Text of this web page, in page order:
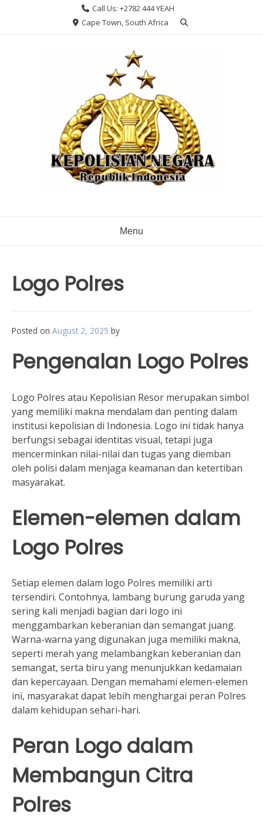
Call Us: +2782 444 YEAH
Cape Town, South Africa
Menu
Logo Polres
Posted on August 2, 2025 by
Pengenalan Logo Polres
Logo Polres atau Kepolisian Resor merupakan simbol
yang memiliki makna mendalam dan penting dalam
institusi kepolisian di Indonesia. Logo ini tidak hanya
berfungsi sebagai identitas visual, tetapi juga
mencerminkan nilai-nilai dan tugas yang diemban
oleh polisi dalam menjaga keamanan dan ketertiban
masyarakat.
Elemen-elemen dalam
Logo Polres
Setiap elemen dalam logo Polres memiliki arti
tersendiri. Contohnya, lambang burung garuda yang
sering kali menjadi bagian dari logo ini
menggambarkan keberanian dan semangat juang.
Warna-warna yang digunakan juga memiliki makna,
seperti merah yang melambangkan keberanian dan
semangat, serta biru yang menunjukkan kedamaian
dan kepercayaan. Dengan memahami elemen-elemen
ini, masyarakat dapat lebih menghargai peran Polres
dalam kehidupan sehari-hari.
Peran Logo dalam
Membangun Citra
Polres